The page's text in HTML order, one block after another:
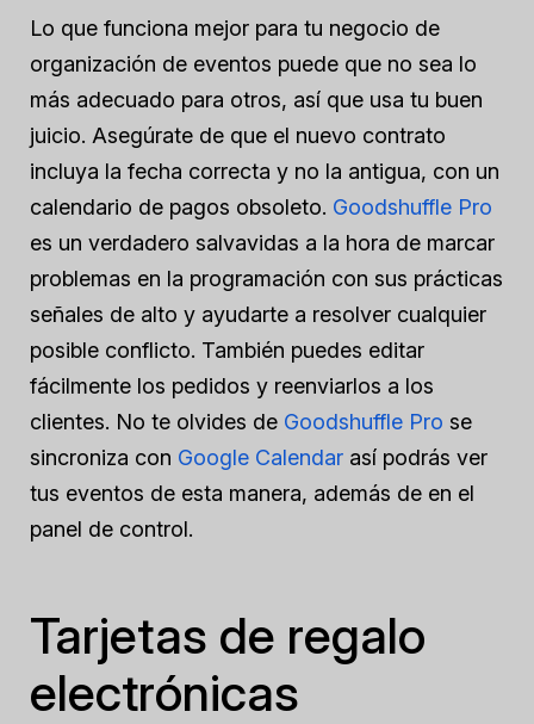
Lo que funciona mejor para tu negocio de
organización de eventos puede que no sea lo
más adecuado para otros, así que usa tu buen
juicio. Asegúrate de que el nuevo contrato
incluya la fecha correcta y no la antigua, con un
calendario de pagos obsoleto. Goodshuffle Pro
es un verdadero salvavidas a la hora de marcar
problemas en la programación con sus prácticas
señales de alto y ayudarte a resolver cualquier
posible conflicto. También puedes editar
fácilmente los pedidos y reenviarlos a los
clientes. No te olvides de Goodshuffle Pro se
sincroniza con Google Calendar así podrás ver
tus eventos de esta manera, además de en el
panel de control.
Tarjetas de regalo
electrónicas